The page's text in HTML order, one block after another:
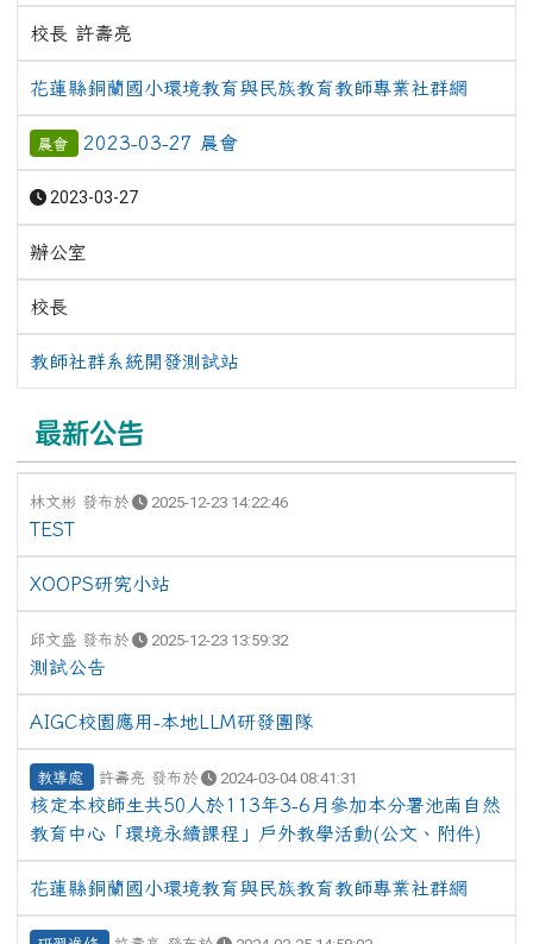
校長 許壽亮
花蓮縣銅蘭國小環境教育與民族教育教師專業社群網
晨會 2023-03-27 晨會
2023-03-27
辦公室
校長
教師社群系統開發測試站
最新公告
林文彬 發布於 2025-12-23 14:22:46
TEST
XOOPS研究小站
邱文盛 發布於 2025-12-23 13:59:32
測試公告
AIGC校園應用-本地LLM研發團隊
教導處 許壽亮 發布於 2024-03-04 08:41:31
核定本校師生共50人於113年3-6月參加本分署池南自然
教育中心「環境永續課程」戶外教學活動(公文、附件)
花蓮縣銅蘭國小環境教育與民族教育教師專業社群網